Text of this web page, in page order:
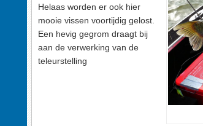
Helaas worden er ook hier
mooie vissen voortijdig gelost.
Een hevig gegrom draagt bij
aan de verwerking van de
teleurstelling